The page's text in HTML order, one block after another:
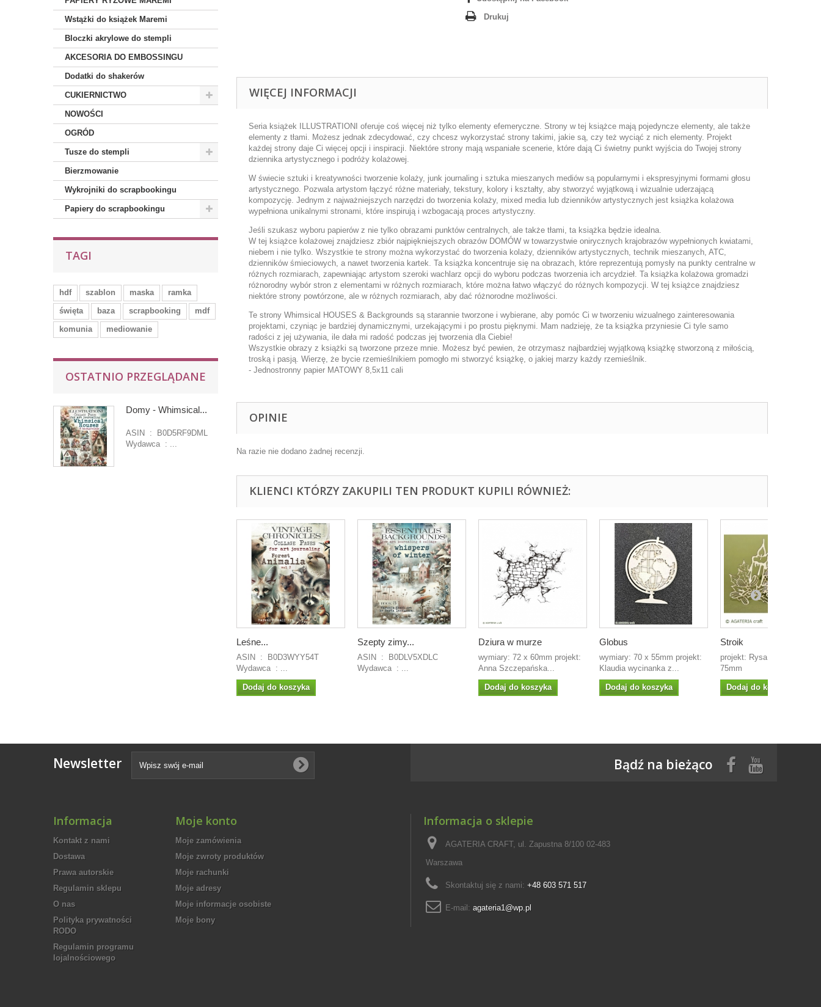
Wstążki do książek Maremi
Bloczki akrylowe do stempli
AKCESORIA DO EMBOSSINGU
Dodatki do shakerów
CUKIERNICTWO
NOWOŚCI
OGRÓD
Tusze do stempli
Bierzmowanie
Wykrojniki do scrapbookingu
Papiery do scrapbookingu
TAGI
hdf szablon maska
ramka
święta
baza scrapbooking
mdf
komunia
mediowanie
OSTATNIO PRZEGLĄDANE
Domy - Whimsical...
ASIN ‏ : ‎ B0D5RF9DML
Wydawca ‏ : ‎...
Drukuj
WIĘCEJ INFORMACJI
Seria książek ILLUSTRATIONI oferuje coś więcej niż tylko elementy efemeryczne. Strony w tej książce mają pojedyncze elementy, ale także
elementy z tłami. Możesz jednak zdecydować, czy chcesz wykorzystać strony takimi, jakie są, czy też wyciąć z nich elementy. Projekt
każdej strony daje Ci więcej opcji i inspiracji. Niektóre strony mają wspaniałe scenerie, które dają Ci świetny punkt wyjścia do Twojej strony
dziennika artystycznego i podróży kolażowej.
W świecie sztuki i kreatywności tworzenie kolaży, junk journaling i sztuka mieszanych mediów są popularnymi i ekspresyjnymi formami głosu
artystycznego. Pozwala artystom łączyć różne materiały, tekstury, kolory i kształty, aby stworzyć wyjątkową i wizualnie uderzającą
kompozycję. Jednym z najważniejszych narzędzi do tworzenia kolaży, mixed media lub dzienników artystycznych jest książka kolażowa
wypełniona unikalnymi stronami, które inspirują i wzbogacają proces artystyczny.
Jeśli szukasz wyboru papierów z nie tylko obrazami punktów centralnych, ale także tłami, ta książka będzie idealna.
W tej książce kolażowej znajdziesz zbiór najpiękniejszych obrazów DOMÓW w towarzystwie onirycznych krajobrazów wypełnionych kwiatami,
niebem i nie tylko. Wszystkie te strony można wykorzystać do tworzenia kolaży, dzienników artystycznych, technik mieszanych, ATC,
dzienników śmieciowych, a nawet tworzenia kartek. Ta książka koncentruje się na obrazach, które reprezentują pomysły na punkty centralne w
różnych rozmiarach, zapewniając artystom szeroki wachlarz opcji do wyboru podczas tworzenia ich arcydzieł. Ta książka kolażowa gromadzi
różnorodny wybór stron z elementami w różnych rozmiarach, które można łatwo włączyć do różnych kompozycji. W tej książce znajdziesz
niektóre strony powtórzone, ale w różnych rozmiarach, aby dać różnorodne możliwości.
Te strony Whimsical HOUSES & Backgrounds są starannie tworzone i wybierane, aby pomóc Ci w tworzeniu wizualnego zainteresowania
projektami, czyniąc je bardziej dynamicznymi, urzekającymi i po prostu pięknymi. Mam nadzieję, że ta książka przyniesie Ci tyle samo
radości z jej używania, ile dała mi radość podczas jej tworzenia dla Ciebie!
Wszystkie obrazy z książki są tworzone przeze mnie. Możesz być pewien, że otrzymasz najbardziej wyjątkową książkę stworzoną z miłością,
troską i pasją. Wierzę, że bycie rzemieślnikiem pomogło mi stworzyć książkę, o jakiej marzy każdy rzemieślnik.
- Jednostronny papier MATOWY 8,5x11 cali
OPINIE
Na razie nie dodano żadnej recenzji.
KLIENCI KTÓRZY ZAKUPILI TEN PRODUKT KUPILI RÓWNIEŻ:
Leśne...
ASIN ‏ : ‎ B0D3WYY54T
Wydawca ‏ : ‎...
Dodaj do koszyka
Szepty zimy...
ASIN ‏ : ‎ B0DLV5XDLC
Wydawca ‏ : ‎...
Dziura w murze
wymiary: 72 x 60mm projekt:
Anna Szczepańska...
Dodaj do koszyka
Globus
wymiary: 70 x 55mm projekt:
Klaudia wycinanka z...
Dodaj do koszyka
Stroik
projekt: Rysa wymiar:
75mm
Dodaj do koszyka
Newsletter Bądź na bieżąco
Informacja
Kontakt z nami
Dostawa
Prawa autorskie
Regulamin sklepu
O nas
Polityka prywatności
RODO
Regulamin programu
lojalnościowego
Moje konto
Moje zamówienia
Moje zwroty produktów
Moje rachunki
Moje adresy
Moje informacje osobiste
Moje bony
Informacja o sklepie
AGATERIA CRAFT, ul. Zapustna 8/100 02-483
Warszawa
Skontaktuj się z nami: +48 603 571 517
E-mail: agateria1@wp.pl